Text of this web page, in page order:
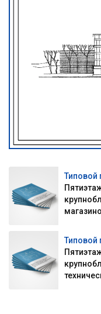
Типовой
Типовой